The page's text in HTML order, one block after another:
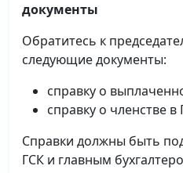
документы
Обратитесь к
следующие документы:
справку о
справку о членстве в
Справки должны быть
ГСК и главным